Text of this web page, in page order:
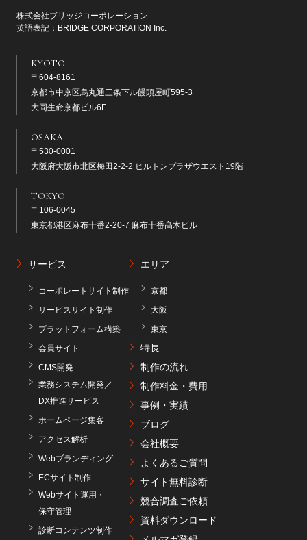
株式会社ブリッジコーポレーション
英語表記：BRIDGE CORPORATION Inc.
KYOTO
〒604-8161
京都市中京区烏丸通三条下ル饅頭屋町595-3
大同生命京都ビル6F
OSAKA
〒530-0001
大阪府大阪市北区梅田2-2-2 ヒルトンプラザウエスト19階
TOKYO
〒106-0045
東京都港区麻布十番2-20-7 麻布十番髙木ビル
サービス
コーポレートサイト制作
サービスサイト制作
プラットフォーム構築
会員サイト
CMS開発
業務システム開発／
DX推進サービス
ホームページ集客
アクセス解析
Webブランディング
ECサイト制作
Webサイト運用・
保守管理
診断コンテンツ制作
エリア
京都
大阪
東京
特長
制作の流れ
制作料金・費用
事例・実績
ブログ
会社概要
よくあるご質問
サイト無料診断
競合調査ご依頼
資料ダウンロード